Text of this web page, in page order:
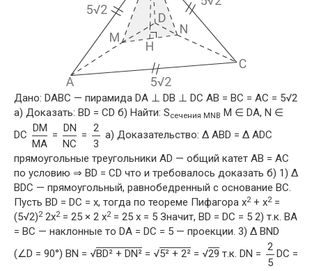
Дано: DABC — пирамида DA ⊥ DB ⊥ DC AB = BC = AC = 5√2
а) Доказать: BD = CD б) Найти: Sсечения MNB M ∈ DA, N ∈
DC
DM
MA
=
DN
NC
=
2
3
а) Доказательство: Δ ABD = Δ ADC
прямоугольные треугольники AD — общий катет AB = AC
по условию ⇒ BD = CD что и требовалось доказать б) 1) Δ
BDC — прямоугольный, равнобедренный с основание BC.
Пусть BD = DC = x, тогда по теореме Пифагора x2+ x2=
(5√2)22x2= 25 × 2 x2= 25 x = 5 Значит, BD = DC = 5 2) т.к. BA
= BC — наклонные то DA = DC = 5 — проекции. 3) Δ BND
(∠D = 90°) BN = √BD² + DN² = √5² + 2² = √29 т.к. DN =
2
5
DC =